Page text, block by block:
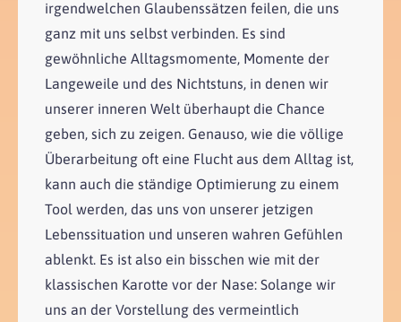
irgendwelchen Glaubenssätzen feilen, die uns
ganz mit uns selbst verbinden. Es sind
gewöhnliche Alltagsmomente, Momente der
Langeweile und des Nichtstuns, in denen wir
unserer inneren Welt überhaupt die Chance
geben, sich zu zeigen. Genauso, wie die völlige
Überarbeitung oft eine Flucht aus dem Alltag ist,
kann auch die ständige Optimierung zu einem
Tool werden, das uns von unserer jetzigen
Lebenssituation und unseren wahren Gefühlen
ablenkt. Es ist also ein bisschen wie mit der
klassischen Karotte vor der Nase: Solange wir
uns an der Vorstellung des vermeintlich